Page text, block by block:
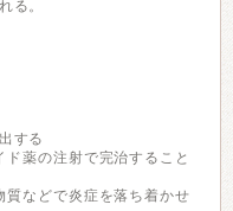
る。
する
薬の注射で完治すること
などで炎症を落ち着かせ